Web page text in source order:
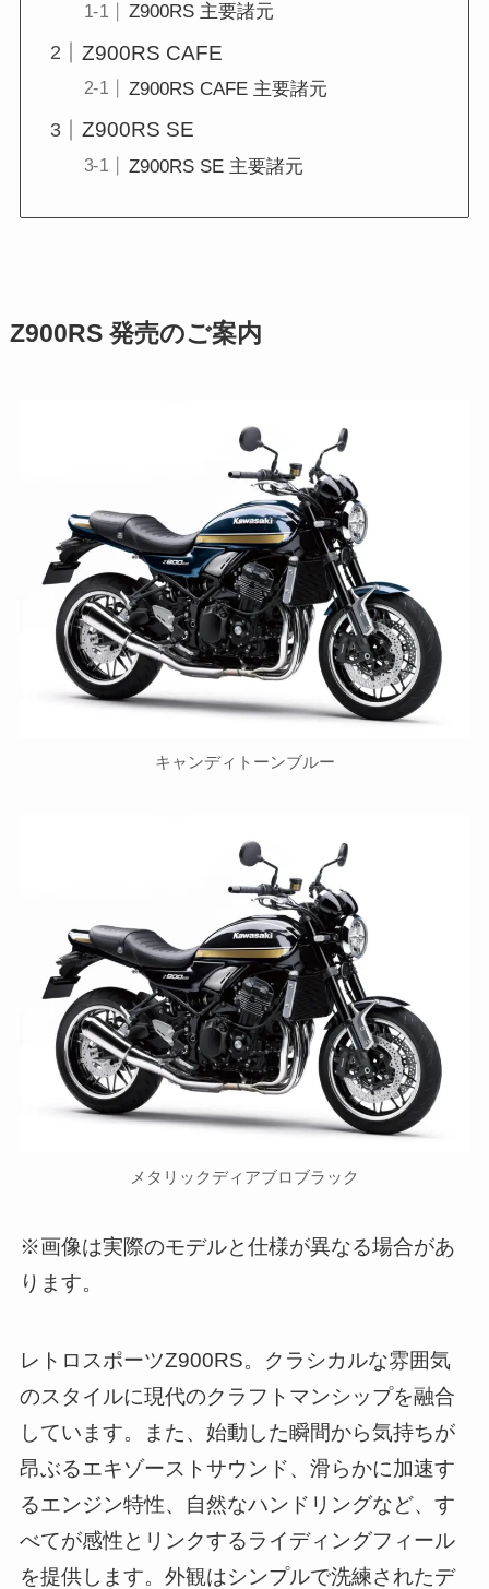
Z900RS 主要諸元
Z900RS CAFE
Z900RS CAFE 主要諸元
Z900RS SE
Z900RS SE 主要諸元
Z900RS 発売のご案内
キャンディトーンブルー
メタリックディアブロブラック
※画像は実際のモデルと仕様が異なる場合があ
ります。
レトロスポーツZ900RS。クラシカルな雰囲気
のスタイルに現代のクラフトマンシップを融合
しています。また、始動した瞬間から気持ちが
昂ぶるエキゾーストサウンド、滑らかに加速す
るエンジン特性、自然なハンドリングなど、す
べてが感性とリンクするライディングフィール
を提供します。外観はシンプルで洗練されたデ